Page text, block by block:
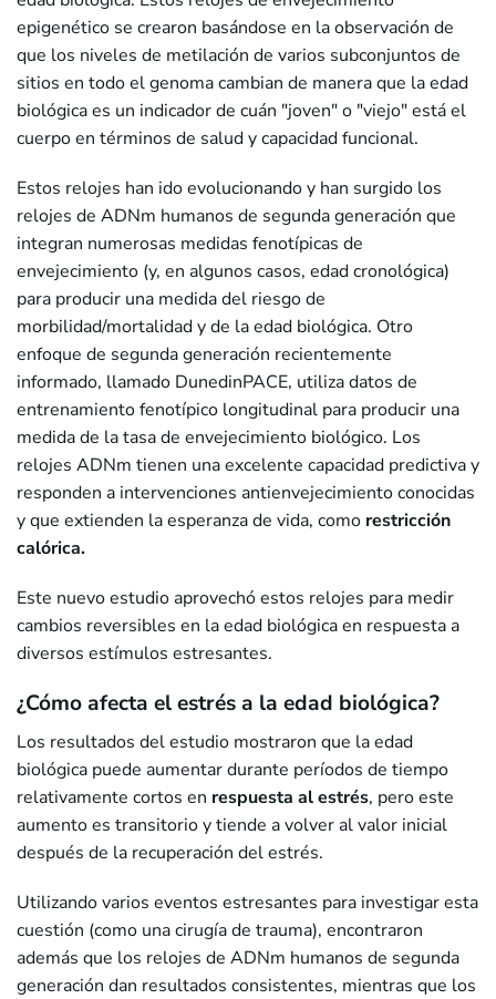
epigenético se crearon basándose en la observación de
que los niveles de metilación de varios subconjuntos de
sitios en todo el genoma cambian de manera que la edad
biológica es un indicador de cuán "joven" o "viejo" está el
cuerpo en términos de salud y capacidad funcional.
Estos relojes han ido evolucionando y han surgido los
relojes de ADNm humanos de segunda generación que
integran numerosas medidas fenotípicas de
envejecimiento (y, en algunos casos, edad cronológica)
para producir una medida del riesgo de
morbilidad/mortalidad y de la edad biológica. Otro
enfoque de segunda generación recientemente
informado, llamado DunedinPACE, utiliza datos de
entrenamiento fenotípico longitudinal para producir una
medida de la tasa de envejecimiento biológico. Los
relojes ADNm tienen una excelente capacidad predictiva y
responden a intervenciones antienvejecimiento conocidas
y que extienden la esperanza de vida, como restricción
calórica.
Este nuevo estudio aprovechó estos relojes para medir
cambios reversibles en la edad biológica en respuesta a
diversos estímulos estresantes.
¿Cómo afecta el estrés a la edad biológica?
Los resultados del estudio mostraron que la edad
biológica puede aumentar durante períodos de tiempo
relativamente cortos en respuesta al estrés, pero este
aumento es transitorio y tiende a volver al valor inicial
después de la recuperación del estrés.
Utilizando varios eventos estresantes para investigar esta
cuestión (como una cirugía de trauma), encontraron
además que los relojes de ADNm humanos de segunda
generación dan resultados consistentes, mientras que los